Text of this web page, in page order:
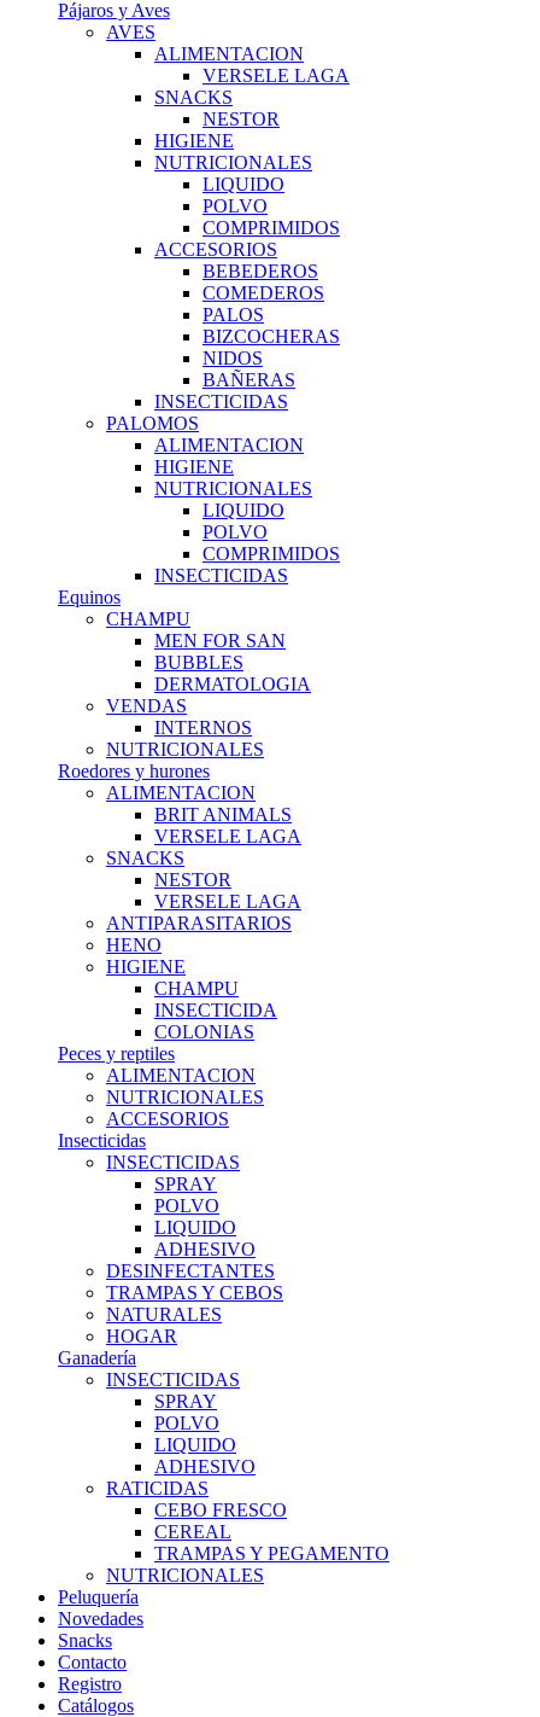
Pájaros y Aves
AVES
ALIMENTACION
VERSELE LAGA
SNACKS
NESTOR
HIGIENE
NUTRICIONALES
LIQUIDO
POLVO
COMPRIMIDOS
ACCESORIOS
BEBEDEROS
COMEDEROS
PALOS
BIZCOCHERAS
NIDOS
BAÑERAS
INSECTICIDAS
PALOMOS
ALIMENTACION
HIGIENE
NUTRICIONALES
LIQUIDO
POLVO
COMPRIMIDOS
INSECTICIDAS
Equinos
CHAMPU
MEN FOR SAN
BUBBLES
DERMATOLOGIA
VENDAS
INTERNOS
NUTRICIONALES
Roedores y hurones
ALIMENTACION
BRIT ANIMALS
VERSELE LAGA
SNACKS
NESTOR
VERSELE LAGA
ANTIPARASITARIOS
HENO
HIGIENE
CHAMPU
INSECTICIDA
COLONIAS
Peces y reptiles
ALIMENTACION
NUTRICIONALES
ACCESORIOS
Insecticidas
INSECTICIDAS
SPRAY
POLVO
LIQUIDO
ADHESIVO
DESINFECTANTES
TRAMPAS Y CEBOS
NATURALES
HOGAR
Ganadería
INSECTICIDAS
SPRAY
POLVO
LIQUIDO
ADHESIVO
RATICIDAS
CEBO FRESCO
CEREAL
TRAMPAS Y PEGAMENTO
NUTRICIONALES
Peluquería
Novedades
Snacks
Contacto
Registro
Catálogos